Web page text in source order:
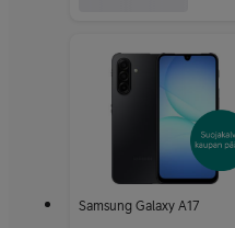
Samsung Galaxy A17